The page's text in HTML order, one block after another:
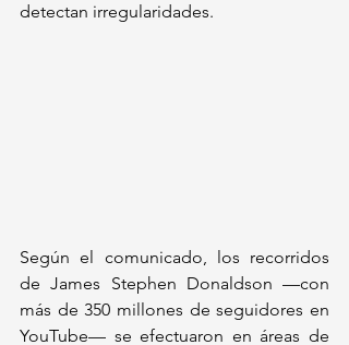
detectan irregularidades.
Según el comunicado, los recorridos
de James Stephen Donaldson —con
más de 350 millones de seguidores en
YouTube— se efectuaron en áreas de